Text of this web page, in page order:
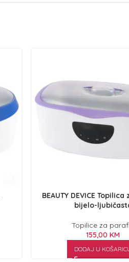
BEAUTY DEVICE
bijelo-
Topilice za
155,00 KM
DODAJ U